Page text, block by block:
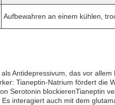
Aufbewahren an einem kühlen,
Antidepressivum, das vor
Tianeptin-Natrium fördert die
Serotonin blockierenTianeptin
interagiert auch mit dem